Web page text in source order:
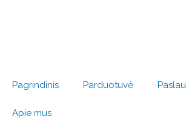
Pagrindinis Parduotuvė
Apie mus